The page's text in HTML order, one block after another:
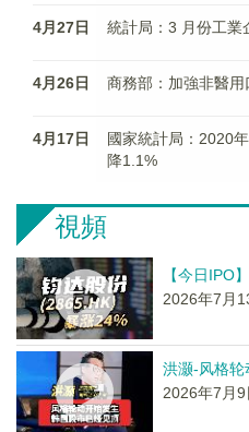
4月27日 統計局：3 月份工業
4月26日 商務部：加強非醫
4月17日
國家統計局：2020
降1.1%
視頻
【今日IPO
2026年7月
洪灏-风格轮
2026年7月